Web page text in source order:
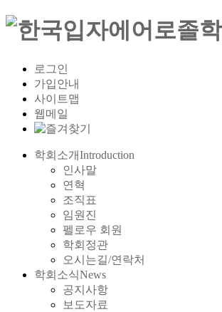
로그인
가입안내
사이트맵
웹메일
학회소개Introduction
인사말
연혁
조직표
임원진
펠로우 회원
학회정관
오시는길/연락처
학회소식News
공지사항
보도자료